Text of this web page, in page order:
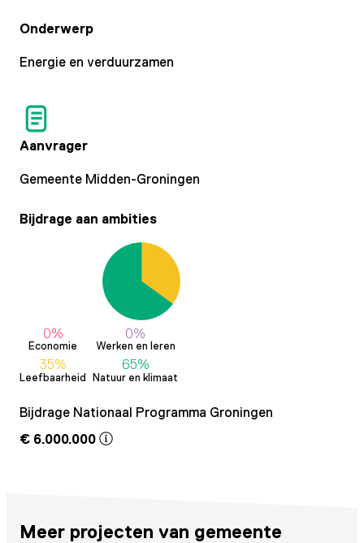
Onderwerp
Energie en verduurzamen
Aanvrager
Gemeente Midden-Groningen
Bijdrage aan ambities
0%
Economie
0%
Werken en leren
35%
Leefbaarheid
65%
Natuur en klimaat
Bijdrage Nationaal Programma Groningen
€ 6.000.000
Meer projecten van gemeente